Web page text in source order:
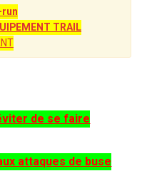
TRAIL
de se faire
attaques de buse